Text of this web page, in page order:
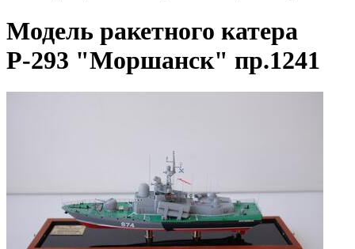
Модель ракетного катера
Р-293 "Моршанск" пр.1241